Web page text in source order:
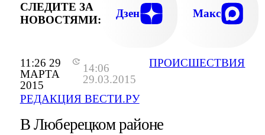
11:26 29
МАРТА
2015
14:06
29.03.2015
РЕДАКЦИЯ ВЕСТИ.РУ
ПРОИСШЕСТВИЯ
СЛЕДИТЕ ЗА
НОВОСТЯМИ:
Дзен Макс
В Люберецком районе